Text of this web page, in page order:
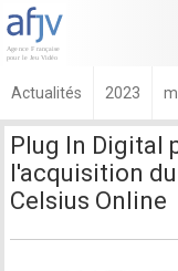
Actualités 2023
Plug In Digital
l'acquisition
Celsius Online